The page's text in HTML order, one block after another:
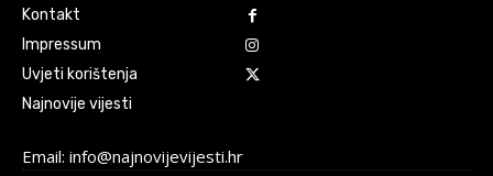
Kontakt
Impressum
Uvjeti korištenja
Najnovije vijesti
Email: info@najnovijevijesti.hr